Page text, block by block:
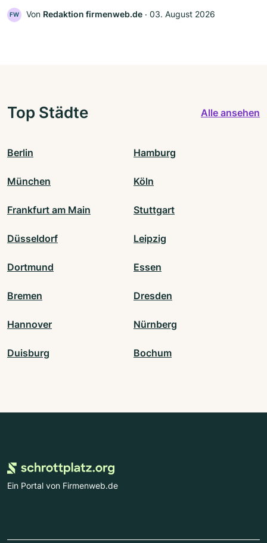
FW Von Redaktion firmenweb.de ‧ 03. August 2026
Top Städte Alle ansehen
Berlin Hamburg
München Köln
Frankfurt am Main Stuttgart
Düsseldorf Leipzig
Dortmund Essen
Bremen Dresden
Hannover Nürnberg
Duisburg Bochum
Ein Portal von Firmenweb.de